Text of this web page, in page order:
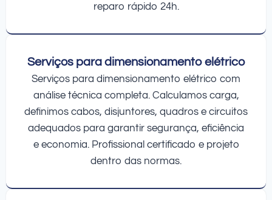
reparo rápido 24h.
Serviços para dimensionamento elétrico
Serviços para dimensionamento elétrico com
análise técnica completa. Calculamos carga,
definimos cabos, disjuntores, quadros e circuitos
adequados para garantir segurança, eficiência
e economia. Profissional certificado e projeto
dentro das normas.